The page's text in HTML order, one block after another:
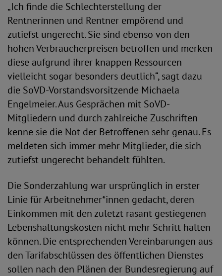
„Ich finde die Schlechterstellung der
Rentnerinnen und Rentner empörend und
zutiefst ungerecht. Sie sind ebenso von den
hohen Verbraucherpreisen betroffen und merken
diese aufgrund ihrer knappen Ressourcen
vielleicht sogar besonders deutlich“, sagt dazu
die SoVD-Vorstandsvorsitzende Michaela
Engelmeier. Aus Gesprächen mit SoVD-
Mitgliedern und durch zahlreiche Zuschriften
kenne sie die Not der Betroffenen sehr genau. Es
meldeten sich immer mehr Mitglieder, die sich
zutiefst ungerecht behandelt fühlten.
Die Sonderzahlung war ursprünglich in erster
Linie für Arbeitnehmer*innen gedacht, deren
Einkommen mit den zuletzt rasant gestiegenen
Lebenshaltungskosten nicht mehr Schritt halten
können. Die entsprechenden Vereinbarungen aus
den Tarifabschlüssen des öffentlichen Dienstes
sollen nach den Plänen der Bundesregierung auf